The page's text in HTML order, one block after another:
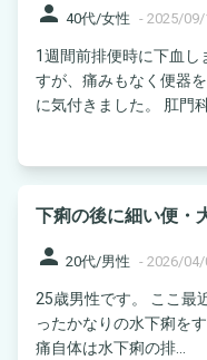
person 40代/女性 - 2025/09/
1週間前排便時に下血し
すが、痛みもなく便器
に気付きました。 肛門
下痢の後に細い便・
person 20代/男性 - 2026/04/
25歳男性です。 ここ最近、平日休日を問わず朝方に腹痛を伴
ったかなりの水下痢をする
痛自体は水下痢の排...